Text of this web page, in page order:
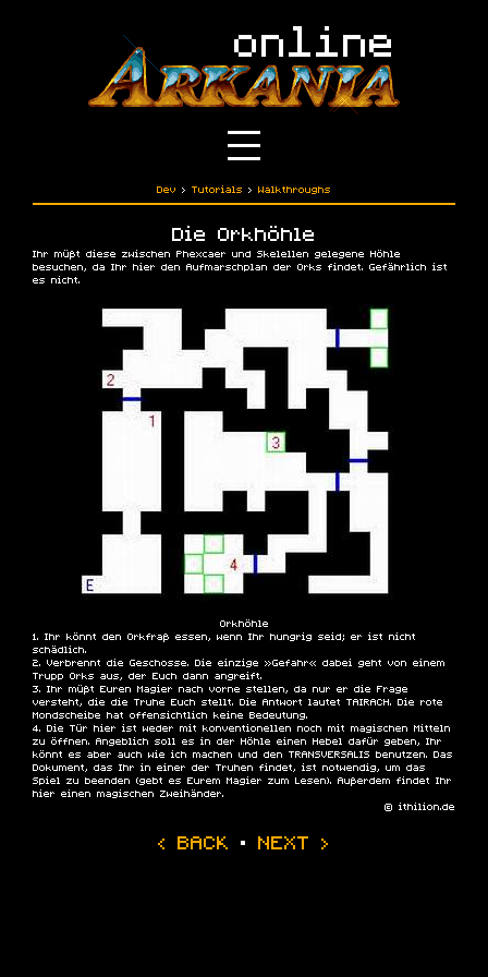
Dev › Tutorials › Walkthroughs
Die Orkhöhle
Ihr müßt diese zwischen Phexcaer und Skelellen gelegene Höhle
besuchen, da Ihr hier den Aufmarschplan der Orks findet. Gefährlich ist
es nicht.
Orkhöhle
Ihr könnt den Orkfraß essen, wenn Ihr hungrig seid; er ist nicht
schädlich.
Verbrennt die Geschosse. Die einzige »Gefahr« dabei geht von einem
Trupp Orks aus, der Euch dann angreift.
Ihr müßt Euren Magier nach vorne stellen, da nur er die Frage
versteht, die die Truhe Euch stellt. Die Antwort lautet TAIRACH. Die rote
Mondscheibe hat offensichtlich keine Bedeutung.
Die Tür hier ist weder mit konventionellen noch mit magischen Mitteln
zu öffnen. Angeblich soll es in der Höhle einen Hebel dafür geben, Ihr
könnt es aber auch wie ich machen und den TRANSVERSALIS benutzen. Das
Dokument, das Ihr in einer der Truhen findet, ist notwendig, um das
Spiel zu beenden (gebt es Eurem Magier zum Lesen). Außerdem findet Ihr
hier einen magischen Zweihänder.
© ithilion.de
‹ BACK · NEXT ›